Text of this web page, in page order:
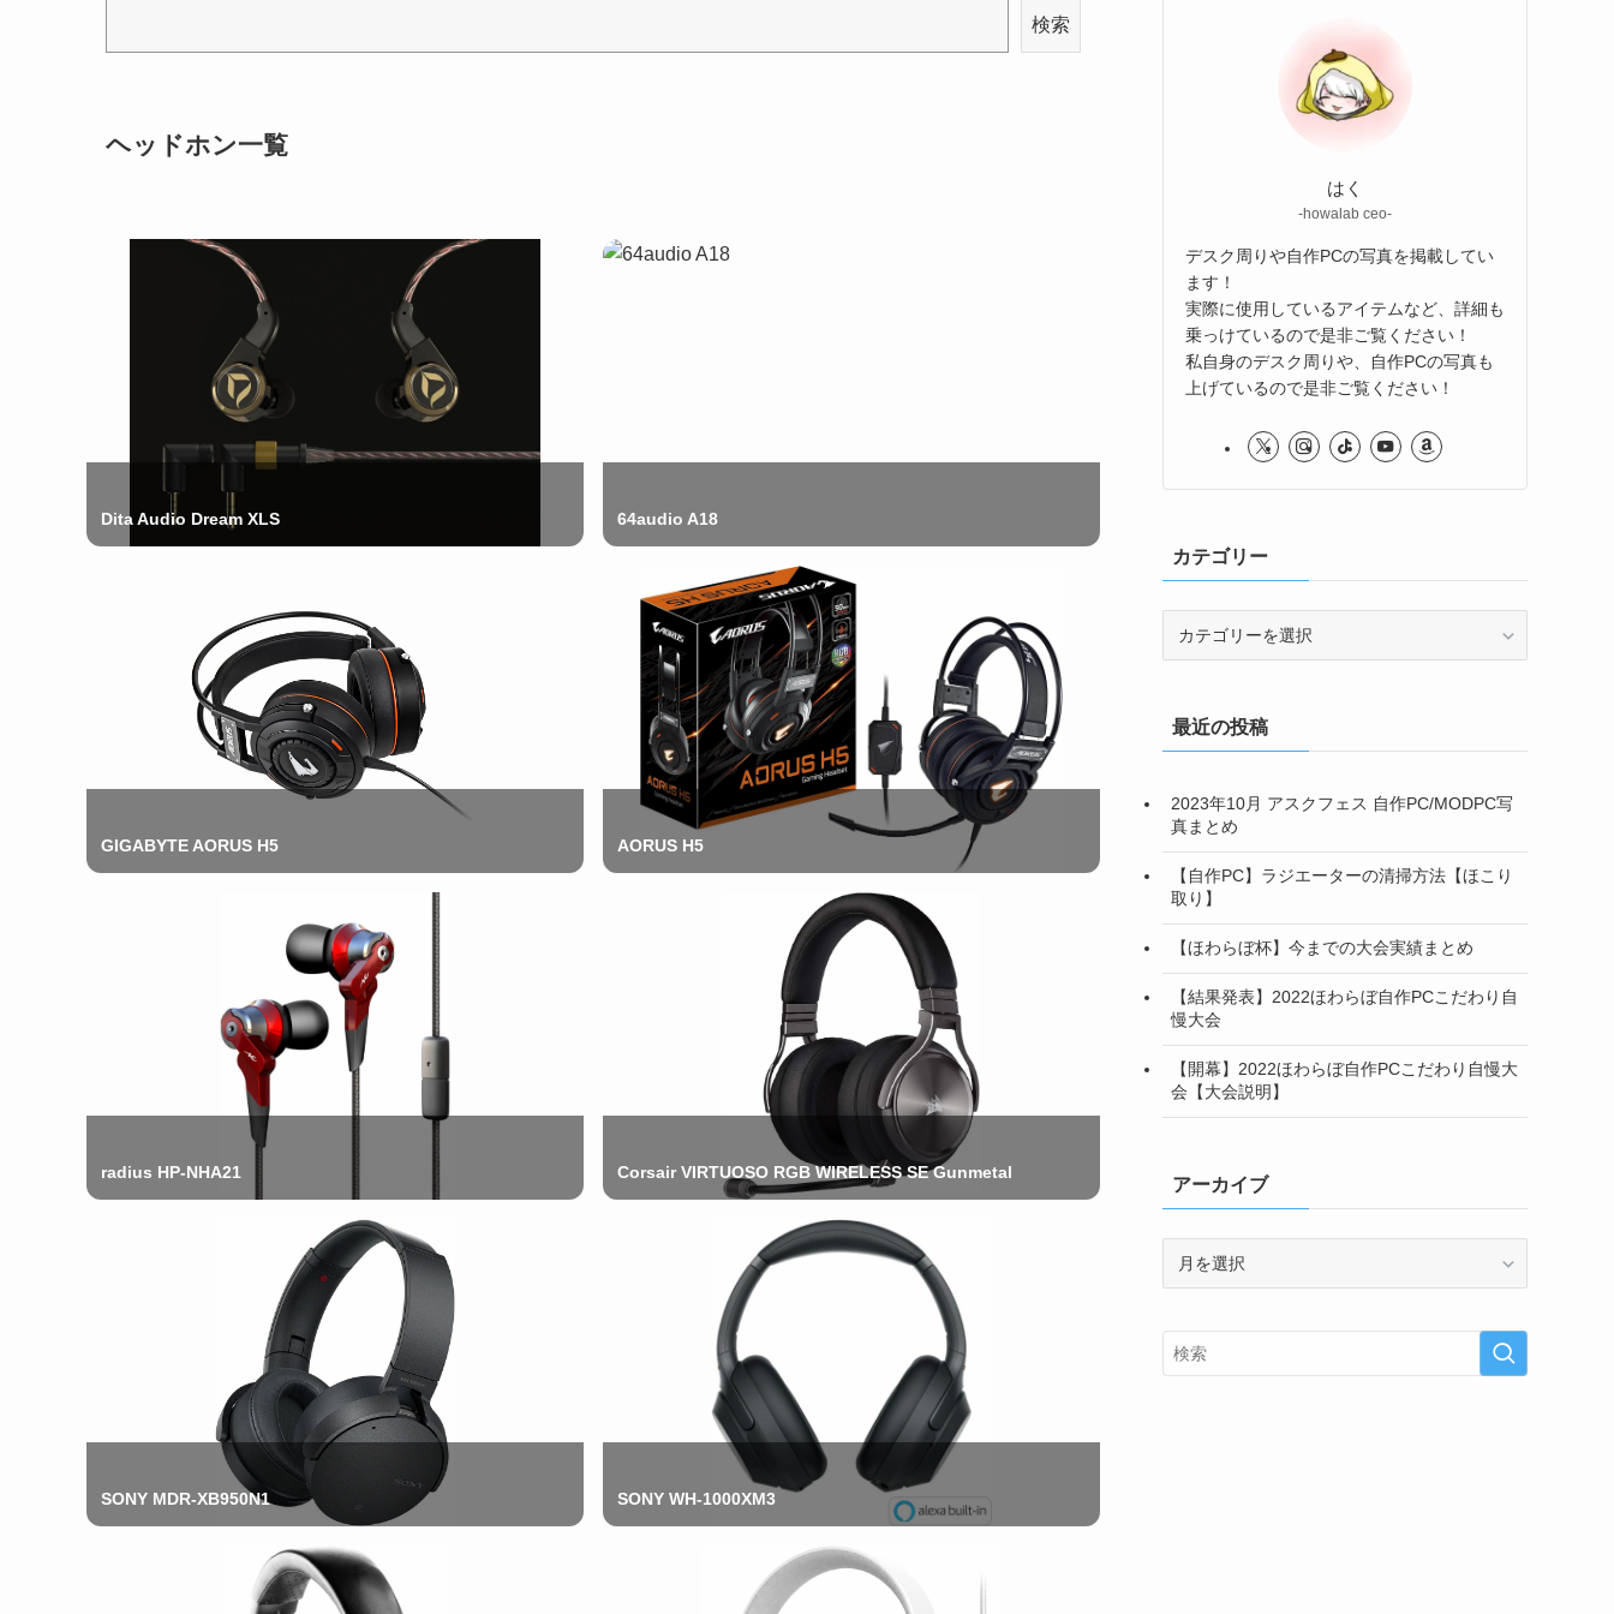
検索
ヘッドホン一覧
Dita Audio Dream XLS 64audio A18
GIGABYTE AORUS H5 AORUS H5
radius HP-NHA21 Corsair VIRTUOSO RGB WIRELESS SE Gunmetal
SONY MDR-XB950N1 SONY WH-1000XM3
はく
-howalab ceo-
デスク周りや自作PCの写真を掲載してい
ます！
実際に使用しているアイテムなど、詳細も
乗っけているので是非ご覧ください！
私自身のデスク周りや、自作PCの写真も
上げているので是非ご覧ください！
カテゴリー
ー最近の投稿
2023年10月 アスクフェス 自作PC/MODPC写
真まとめ
【自作PC】ラジエーターの清掃方法【ほこり
取り】
【ほわらぼ杯】今までの大会実績まとめ
【結果発表】2022ほわらぼ自作PCこだわり自
慢大会
【開幕】2022ほわらぼ自作PCこだわり自慢大
会【大会説明】
アーカイブ
イ
ブ